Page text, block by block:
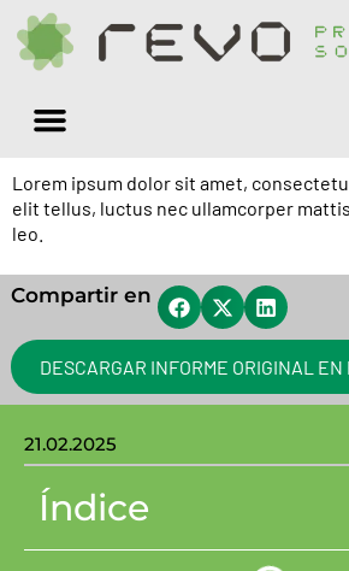
Lorem ipsum dolor sit amet,
elit tellus, luctus nec ullamcorper
leo.
Compartir en
DESCARGAR INFORME ORIGINAL EN
21.02.2025
Índice